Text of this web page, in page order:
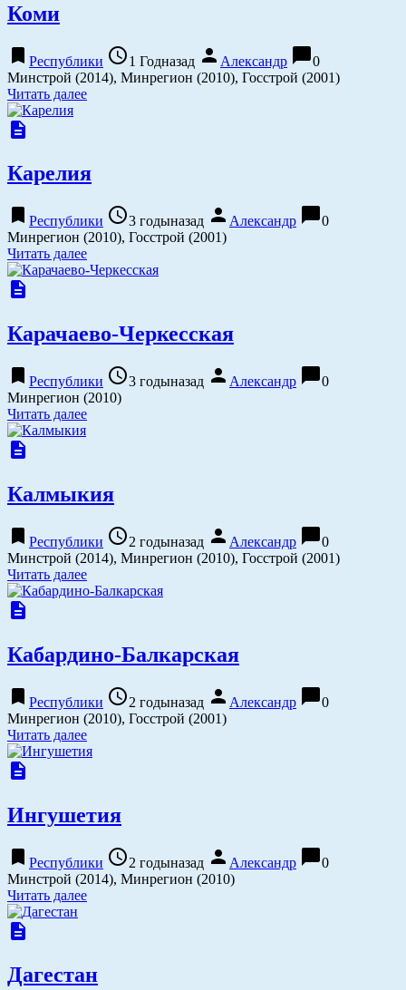
Коми
bookmark Республики access_time1 Годназад person Александр chat_bubble0
Минстрой (2014), Минрегион (2010), Госстрой (2001)
Читать далее
description
Карелия
bookmark Республики access_time3 годыназад person Александр chat_bubble0
Минрегион (2010), Госстрой (2001)
Читать далее
description
Карачаево-Черкесская
bookmark Республики access_time3 годыназад person Александр chat_bubble0
Минрегион (2010)
Читать далее
description
Калмыкия
bookmark Республики access_time2 годыназад person Александр chat_bubble0
Минстрой (2014), Минрегион (2010), Госстрой (2001)
Читать далее
description
Кабардино-Балкарская
bookmark Республики access_time2 годыназад person Александр chat_bubble0
Минрегион (2010), Госстрой (2001)
Читать далее
description
Ингушетия
bookmark Республики access_time2 годыназад person Александр chat_bubble0
Минстрой (2014), Минрегион (2010)
Читать далее
description
Дагестан